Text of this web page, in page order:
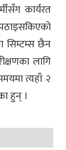
कार्यरत
सिम्टम्स छैन
लागि
त्यहाँ २
हुन् ।